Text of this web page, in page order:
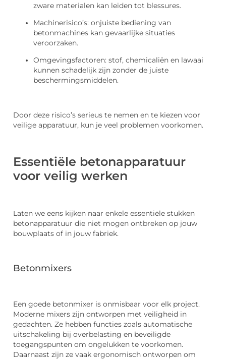
zware materialen kan leiden tot blessures.
Machinerisico’s: onjuiste bediening van
betonmachines kan gevaarlijke situaties
veroorzaken.
Omgevingsfactoren: stof, chemicaliën en lawaai
kunnen schadelijk zijn zonder de juiste
beschermingsmiddelen.
Door deze risico’s serieus te nemen en te kiezen voor
veilige apparatuur, kun je veel problemen voorkomen.
Essentiële betonapparatuur
voor veilig werken
Laten we eens kijken naar enkele essentiële stukken
betonapparatuur die niet mogen ontbreken op jouw
bouwplaats of in jouw fabriek.
Betonmixers
Een goede betonmixer is onmisbaar voor elk project.
Moderne mixers zijn ontworpen met veiligheid in
gedachten. Ze hebben functies zoals automatische
uitschakeling bij overbelasting en beveiligde
toegangspunten om ongelukken te voorkomen.
Daarnaast zijn ze vaak ergonomisch ontworpen om